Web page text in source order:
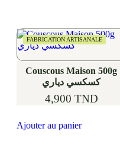
FABRICATION ARTISANALE
Couscous Maison 500g
كسكسي دياري
4,900 TND
Ajouter au panier